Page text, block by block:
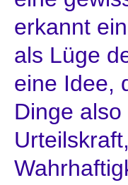
erkannt
als Lüge
eine Idee,
Dinge